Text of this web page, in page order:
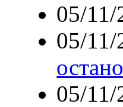
05/11/
05/11/
05/11/